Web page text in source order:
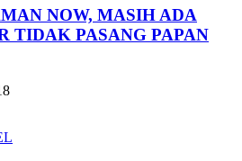
NOW, MASIH ADA
TIDAK PASANG PAPAN